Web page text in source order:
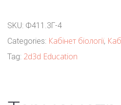
SKU: Ф411.3Г-4
Categories: Кабінет біології,
Tag: 2d3d Education